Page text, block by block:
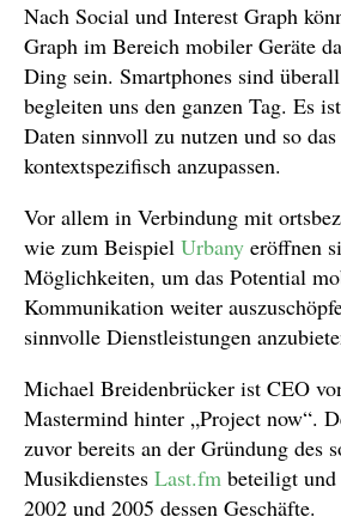
Nach Social und Interest Graph
Graph im Bereich mobiler Geräte
Ding sein. Smartphones sind
begleiten uns den ganzen Tag. Es
Daten sinnvoll zu nutzen und so
kontextspezifisch anzupassen.
Vor allem in Verbindung mit
wie zum Beispiel Urbany eröffnen
Möglichkeiten, um das Potential
Kommunikation weiter
sinnvolle Dienstleistungen
Michael Breidenbrücker ist CEO
Mastermind hinter „Project now“.
zuvor bereits an der Gründung des
Musikdienstes Last.fm beteiligt
2002 und 2005 dessen Geschäfte.